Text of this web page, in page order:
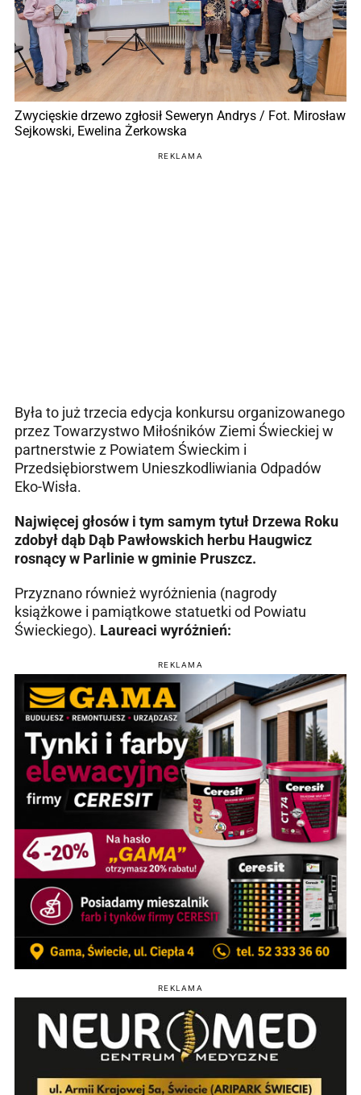
Zwycięskie drzewo zgłosił Seweryn Andrys / Fot. Mirosław
Sejkowski, Ewelina Żerkowska
REKLAMA
Była to już trzecia edycja konkursu organizowanego
przez Towarzystwo Miłośników Ziemi Świeckiej w
partnerstwie z Powiatem Świeckim i
Przedsiębiorstwem Unieszkodliwiania Odpadów
Eko-Wisła.
Najwięcej głosów i tym samym tytuł Drzewa Roku
zdobył dąb Dąb Pawłowskich herbu Haugwicz
rosnący w Parliniew gminie Pruszcz.
Przyznano również wyróżnienia (nagrody
książkowe i pamiątkowe statuetki od Powiatu
Świeckiego). Laureaci wyróżnień:
REKLAMA
REKLAMA